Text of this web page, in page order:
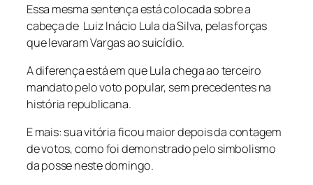
Essa mesma sentença está colocada sobre a
cabeça de Luiz Inácio Lula da Silva, pelas forças
que levaram Vargas ao suicídio.
A diferença está em que Lula chega ao terceiro
mandato pelo voto popular, sem precedentes na
história republicana.
E mais: sua vitória ficou maior depois da contagem
de votos, como foi demonstrado pelo simbolismo
da posse neste domingo.